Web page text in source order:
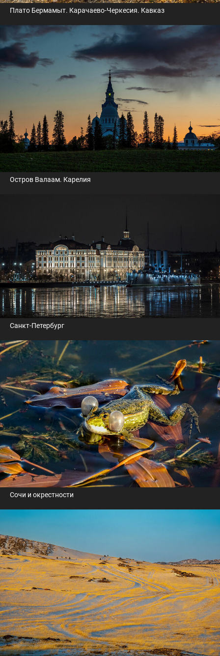
Плато Бермамыт. Карачаево-Черкесия. Кавказ
Остров Валаам. Карелия
Санкт-Петербург
Сочи и окрестности